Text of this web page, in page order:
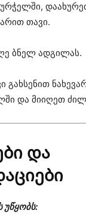
თავი.
ბნელ ადგილას.
გახსენით
და მიიღეთ
და
უწყობს: